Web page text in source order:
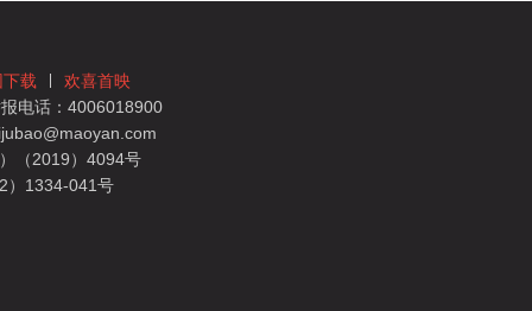
下载
欢喜首映
电话：4006018900
（2019）4094号
）1334-041号